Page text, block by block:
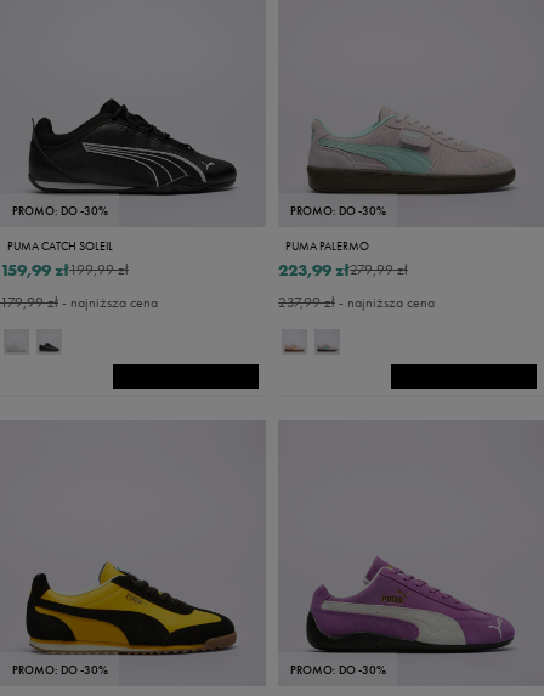
PROMO: DO -30%
PUMA CATCH SOLEIL
199,99 zł
159,99 zł
179,99 zł- najniższa cena
PROMO: DO -30%
PUMA PALERMO
279,99 zł
223,99 zł
237,99 zł- najniższa cena
PROMO: DO -30% PROMO: DO -30%